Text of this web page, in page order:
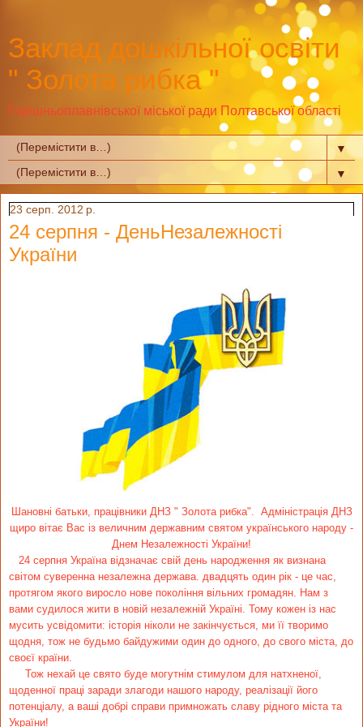
Заклад дошкільної освіти
" Золота рибка "
Горішньоплавнівської міської ради Полтавської області
▼
▼
23 серп. 2012 р.
24 серпня - ДеньНезалежності
України
Шановні батьки, працівники ДНЗ " Золота рибка". Адміністрація ДНЗ
щиро вітає Вас із величним державним святом українського народу -
Днем Незалежності України!
24 серпня Україна відзначає свій день народження як визнана
світом суверенна незалежна держава. двадцять один рік - це час,
протягом якого виросло нове покоління вільних громадян. Нам з
вами судилося жити в новій незалежній Україні. Тому кожен із нас
мусить усвідомити: історія ніколи не закінчується, ми її творимо
щодня, тож не будьмо байдужими один до одного, до свого міста, до
своєї країни.
Тож нехай це свято буде могутнім стимулом для натхненої,
щоденної праці заради злагоди нашого народу, реалізації його
потенціалу, а ваші добрі справи примножать славу рідного міста та
України!